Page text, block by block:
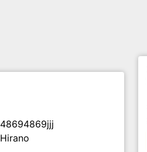
48694869jjj
Hirano